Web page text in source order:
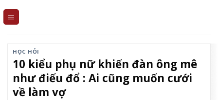
HỌC HỎI
10 kiểu phụ nữ khiến đàn ông mê
như điếu đổ : Ai cũng muốn cưới
về làm vợ